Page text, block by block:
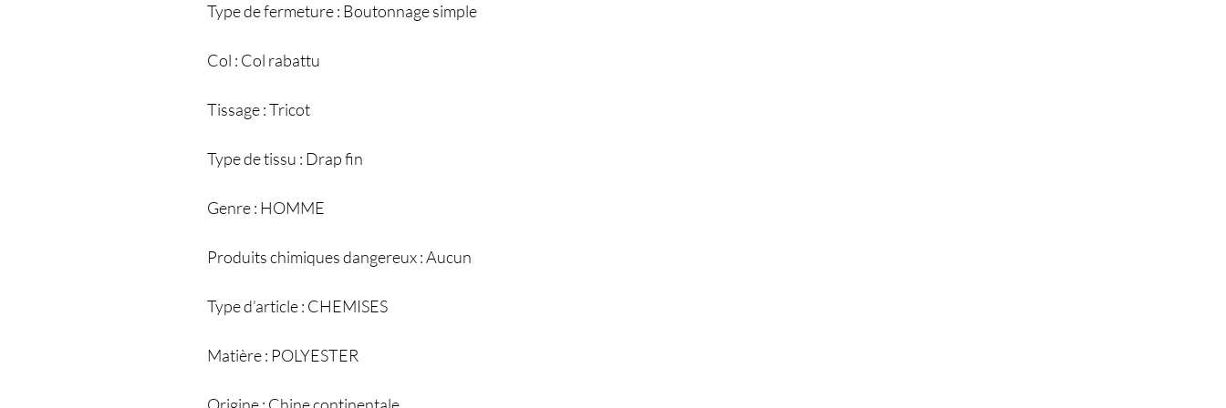
Type de fermeture : Boutonnage simple
Col : Col rabattu
Tissage : Tricot
Type de tissu : Drap fin
Genre : HOMME
Produits chimiques dangereux : Aucun
Type d’article : CHEMISES
Matière : POLYESTER